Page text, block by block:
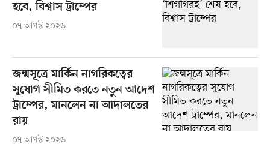
হবে, বিশ্বাস ট্রাম্পের
০৭ আগস্ট ২০২৬
জন্মসূত্রে মার্কিন নাগরিকত্বের
সুযোগ সীমিত করতে নতুন আদেশ
ট্রাম্পের, মানলেন না আদালতের
রায়
০৭ আগস্ট ২০২৬